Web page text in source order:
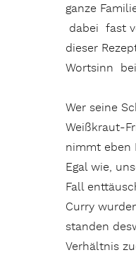
ganze
dabei fast
dieser
Wortsinn
Wer seine
Weißkraut-
nimmt eben
Egal wie,
Fall
Curry
standen
Verhältnis